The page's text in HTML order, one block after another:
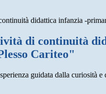
didattica infanzia -
di continuità
Cariteo"
guidata dalla curiosità e